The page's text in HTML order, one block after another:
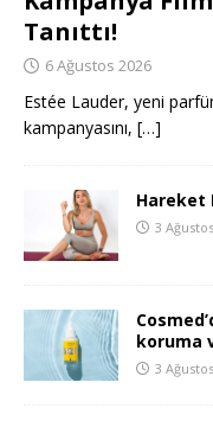
Tanıttı!
6 Ağustos 2026
Estée Lauder, yeni
kampanyasını, […]
Hareket
3
koruma
3